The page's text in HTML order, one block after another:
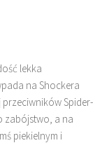
lekka
na Shockera
Spider-
zabójstwo, a na
piekielnym i